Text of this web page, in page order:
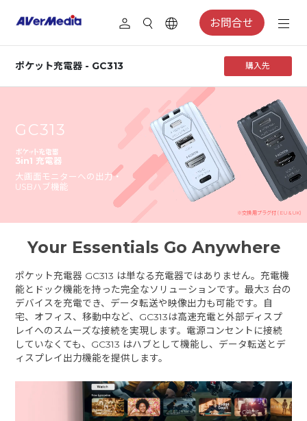
お問合せ
ポケット充電器 - GC313 購入先
GC313
3in1 充電器
大画面モニターへの出力・
USBハブ機能
※交換用プラグ付 (EU & UK)
Your Essentials Go Anywhere
ポケット充電器 GC313 は単なる充電器ではありません。充電機
能とドック機能を持った完全なソリューションです。最大3 台の
デバイスを充電でき、データ転送や映像出力も可能です。自
宅、オフィス、移動中など、GC313は高速充電と外部ディスプ
レイへのスムーズな接続を実現します。電源コンセントに接続
していなくても、GC313 はハブとして機能し、データ転送とデ
ィスプレイ出力機能を提供します。